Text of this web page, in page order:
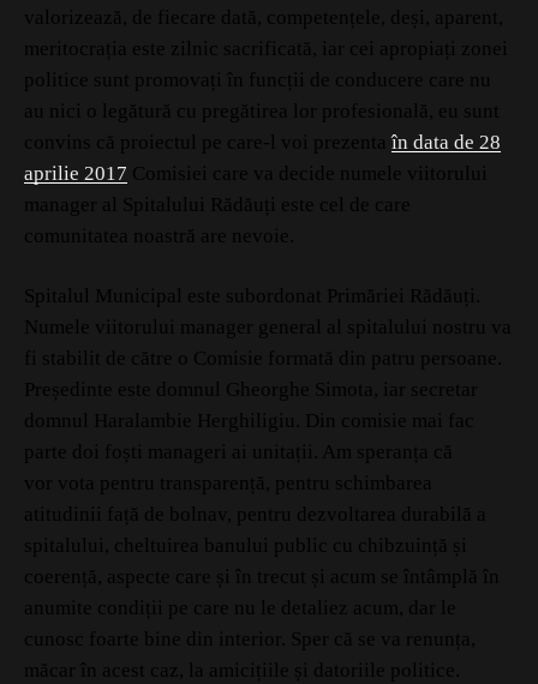
valorizează, de fiecare dată, competențele, deși, aparent,
meritocrația este zilnic sacrificată, iar cei apropiați zonei
politice sunt promovați în funcții de conducere care nu
au nici o legătură cu pregătirea lor profesională, eu sunt
convins că proiectul pe care-l voi prezentaîn data de 28
aprilie 2017 Comisiei care va decide numele viitorului
manager al Spitalului Rădăuți este cel de care
comunitatea noastră are nevoie.
Spitalul Municipal este subordonat Primăriei Rădăuți.
Numele viitorului manager general al spitalului nostru va
fi stabilit de către o Comisie formată din patru persoane.
Președinte este domnul Gheorghe Simota, iar secretar
domnul Haralambie Herghiligiu. Din comisie mai fac
parte doi foști manageri ai unitații. Am speranța că
vor vota pentru transparență, pentru schimbarea
atitudinii față de bolnav, pentru dezvoltarea durabilă a
spitalului, cheltuirea banului public cu chibzuință și
coerență, aspecte care și în trecut și acum se întâmplă în
anumite condiții pe care nu le detaliez acum, dar le
cunosc foarte bine din interior. Sper că se va renunța,
măcar în acest caz, la amicițiile și datoriile politice.